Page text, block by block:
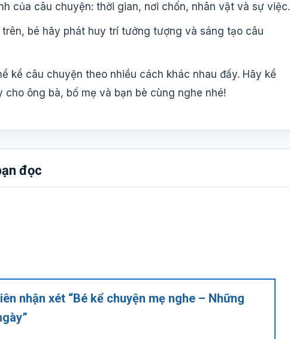
của câu chuyện: thời gian, nơi chốn, nhân vật và sự việc.
bé hãy phát huy trí tưởng tượng và sáng tạo câu
kể câu chuyện theo nhiều cách khác nhau đấy. Hãy kể
ông bà, bố mẹ và bạn bè cùng nghe nhé!
đọc
nhận xét “Bé kể chuyện mẹ nghe – Những